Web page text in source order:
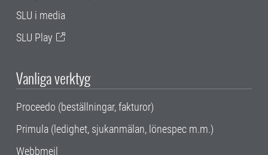
SLU i media
SLU Play
Vanliga verktyg
Proceedo (beställningar, fakturor)
Primula (ledighet, sjukanmälan, lönespec m.m.)
Webbmejl